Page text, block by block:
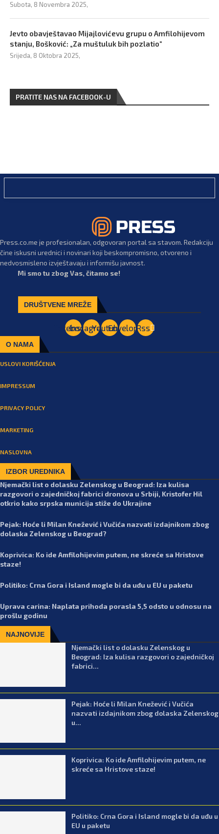
Subota, 8 Novembra 2025,
Jevto obavještavao Mijajlovićevu grupu o Amfilohijevom
stanju, Bošković: „Za muštuluk bih pozlatio“
Srijeda, 8 Oktobra 2025,
PRATITE NAS NA FACEBOOK-U
Press.co.me je profesionalan, odgovoran portal sa stavom. Redakciju
čine iskusni urednici i novinari koji beskompromisno, otvoreno i
nedvosmisleno izvještavaju i informišu javnost.
Mi smo tu zbog Vas, čitamo se!
DRUŠTVENE MREŽE
Facebook
Instagram
YoutubeEnvelopeRss
O NAMA
USLOVI KORIŠĆENJA
IMPRESSUM
PRIVACY POLICY
MARKETING
NASLOVNA
IZBOR UREDNIKA
Njemački list o dolasku Zelenskog u Beograd: Iza kulisa
razgovori o zajedničkoj fabrici dronova u Srbiji, Kristofer Hil
otkrio kako srpska municija stiže do Ukrajine
Pejak: Hoće li Milan Knežević i Vučića nazvati izdajnikom zbog
dolaska Zelenskog u Beograd?
Koprivica: Ko ide Amfilohijevim putem, ne skreće sa Hristove
staze!
Politiko: Crna Gora i Island mogle bi da uđu u EU u paketu
Uprava carina: Naplata prihoda porasla 5,5 odsto u odnosu na
prošlu godinu
NAJNOVIJE
Njemački list o dolasku Zelenskog u
Beograd: Iza kulisa razgovori o zajedničkoj
fabrici...
Pejak: Hoće li Milan Knežević i Vučića
nazvati izdajnikom zbog dolaska Zelenskog
u...
Koprivica: Ko ide Amfilohijevim putem, ne
skreće sa Hristove staze!
Politiko: Crna Gora i Island mogle bi da uđu u
EU u paketu